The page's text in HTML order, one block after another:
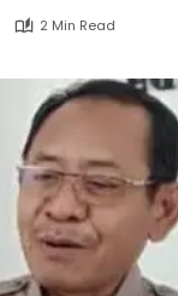
2 Min Read